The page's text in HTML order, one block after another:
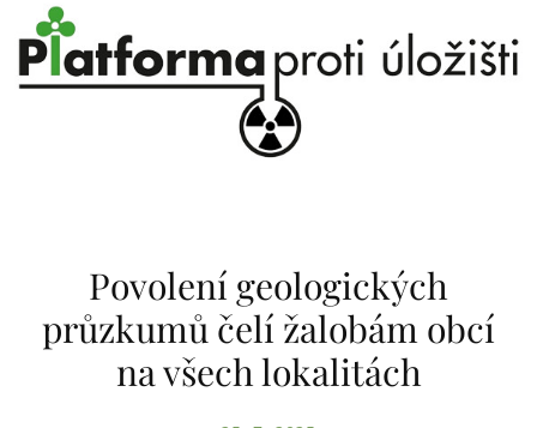
Povolení geologických
průzkumů čelí žalobám obcí
na všech lokalitách